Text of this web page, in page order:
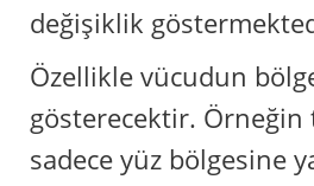
değişiklik
Özellikle vücudun
gösterecektir. Örneğin
sadece yüz bölgesine